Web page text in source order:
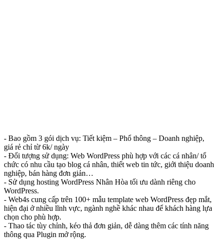
- Bao gồm 3 gói dịch vụ: Tiết kiệm – Phổ thông – Doanh nghiệp,
giá rẻ chỉ từ 6k/ ngày
- Đối tượng sử dụng: Web WordPress phù hợp với các cá nhân/ tổ
chức có nhu cầu tạo blog cá nhân, thiết web tin tức, giới thiệu doanh
nghiệp, bán hàng đơn giản…
- Sử dụng hosting WordPress Nhân Hòa tối ưu dành riêng cho
WordPress.
- Web4s cung cấp trên 100+ mẫu template web WordPress đẹp mắt,
hiện đại ở nhiều lĩnh vực, ngành nghề khác nhau để khách hàng lựa
chọn cho phù hợp.
- Thao tác tùy chỉnh, kéo thả đơn giản, dễ dàng thêm các tính năng
thông qua Plugin mở rộng.